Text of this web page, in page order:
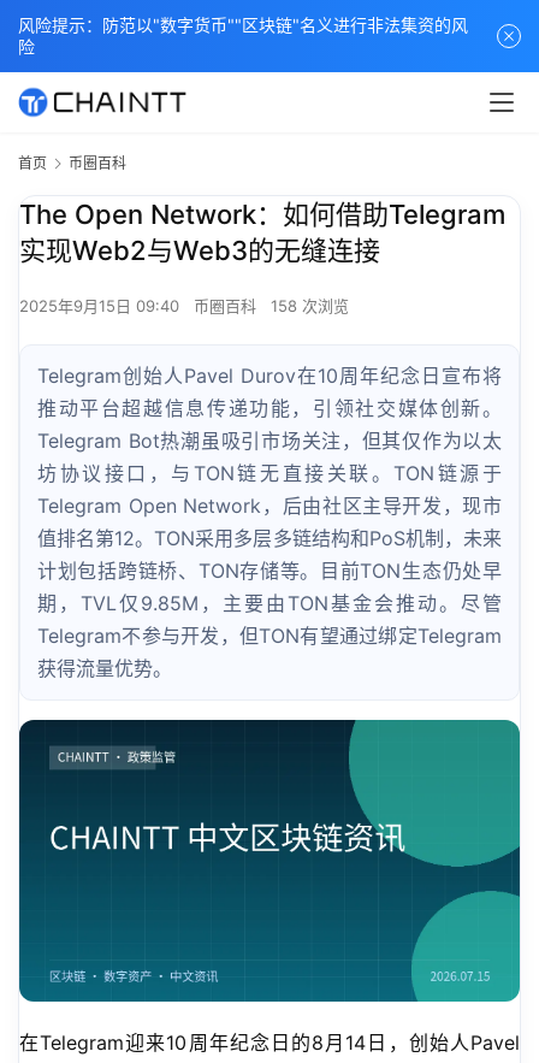
首页 币圈百科
The Open Network：如何借助Telegram
实现Web2与Web3的无缝连接
2025年9月15日 09:40 币圈百科 158 次浏览
Telegram创始人Pavel Durov在10周年纪念日宣布将
推动平台超越信息传递功能，引领社交媒体创新。
Telegram Bot热潮虽吸引市场关注，但其仅作为以太
坊协议接口，与TON链无直接关联。TON链源于
Telegram Open Network，后由社区主导开发，现市
值排名第12。TON采用多层多链结构和PoS机制，未来
计划包括跨链桥、TON存储等。目前TON生态仍处早
期，TVL仅9.85M，主要由TON基金会推动。尽管
Telegram不参与开发，但TON有望通过绑定Telegram
获得流量优势。
在Telegram迎来10周年纪念日的8月14日，创始人Pavel
风险提示：防范以"数字货币""区块链"名义进行非法集资的风
险